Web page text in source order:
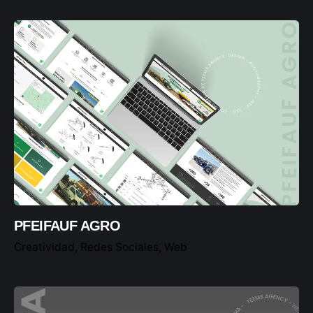
CREADOR DE CONTENIDO "EN LOCACIÓN":
3HS X 2 VECES X MES
Un profesional del equipo se traslada a su
negocio a crear contenido audiovisual útil para
redes sociales y comunicaciones.
Elementos:
Cámara profesional
Tripode
1 Tubo Luz Led
1 Celular
Estabilizador de celular
*No aplica para fotografía de producto o
iluminación adicionales.
*No incluye traslados.
PFEIFAUF AGRO
Creatividad Redes Sociales Web